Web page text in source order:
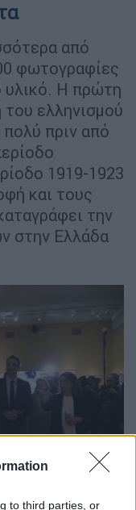
to third parties, or
από
φωτογραφίες
υλικό. Η πρώτη
ελληνισμού
πριν από
1919-1923
και τους
την
στην Ελλάδα